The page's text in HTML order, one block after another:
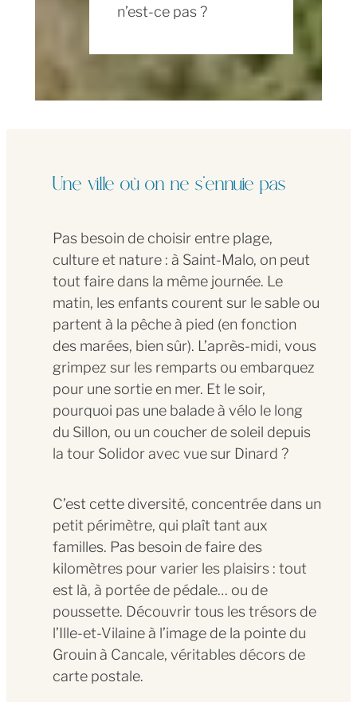
n’est-ce pas ?
Une ville où on ne s’ennuie pas
Pas besoin de choisir entre plage,
culture et nature : à Saint-Malo, on peut
tout faire dans la même journée. Le
matin, les enfants courent sur le sable ou
partent à la pêche à pied (en fonction
des marées, bien sûr). L’après-midi, vous
grimpez sur les remparts ou embarquez
pour une sortie en mer. Et le soir,
pourquoi pas une balade à vélo le long
du Sillon, ou un coucher de soleil depuis
la tour Solidor avec vue sur Dinard ?
C’est cette diversité, concentrée dans un
petit périmètre, qui plaît tant aux
familles. Pas besoin de faire des
kilomètres pour varier les plaisirs : tout
est là, à portée de pédale… ou de
poussette. Découvrir tous les trésors de
l’Ille-et-Vilaine à l’image de la pointe du
Grouin à Cancale, véritables décors de
carte postale.